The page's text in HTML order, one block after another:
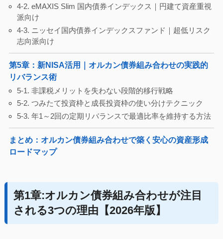
4-2. eMAXIS Slim 国内債券インデックス｜円建て資産重視
派向け
4-3. ニッセイ国内債券インデックスファンド｜超低リスク
志向派向け
第5章：新NISA活用｜オルカン債券組み合わせの実践的
リバランス術
5-1. 非課税メリットを失わない段階的移行戦略
5-2. つみたて投資枠と成長投資枠の使い分けテクニック
5-3. 年1～2回の定期リバランスで最適比率を維持する方法
まとめ：オルカン債券組み合わせで築く安心の資産形成
ロードマップ
第1章:オルカン債券組み合わせが注目
される3つの理由【2026年版】